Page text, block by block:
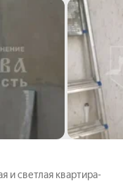
и светлая квартира-